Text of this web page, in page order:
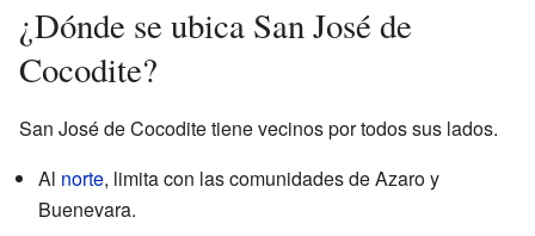
¿Dónde se ubica San José de
Cocodite?
San José de Cocodite tiene vecinos por todos sus lados.
Al norte, limita con las comunidades de Azaro y
Buenevara.